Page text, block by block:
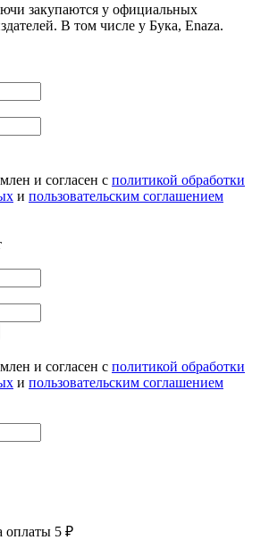
закупаются у официальных
В том числе у Бука, Enaza.
и согласен с политикой обработки
и пользовательским соглашением
и согласен с политикой обработки
и пользовательским соглашением
оплаты 5 ₽